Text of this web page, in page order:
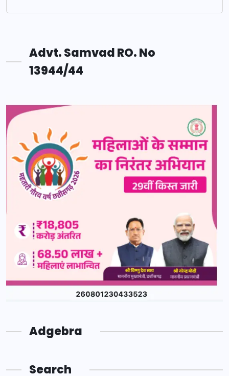
Advt. Samvad RO. No
13944/44
Adgebra
Search